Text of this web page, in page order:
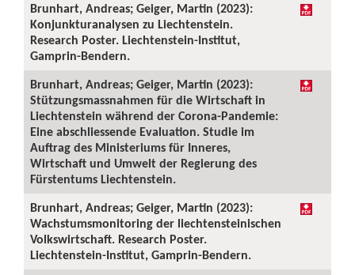
Brunhart, Andreas; Geiger, Martin (2023):
Konjunkturanalysen zu Liechtenstein.
Research Poster. Liechtenstein-Institut,
Gamprin-Bendern.
Brunhart, Andreas; Geiger, Martin (2023):
Stützungsmassnahmen für die Wirtschaft in
Liechtenstein während der Corona-Pandemie:
Eine abschliessende Evaluation. Studie im
Auftrag des Ministeriums für Inneres,
Wirtschaft und Umwelt der Regierung des
Fürstentums Liechtenstein.
Brunhart, Andreas; Geiger, Martin (2023):
Wachstumsmonitoring der liechtensteinischen
Volkswirtschaft. Research Poster.
Liechtenstein-Institut, Gamprin-Bendern.